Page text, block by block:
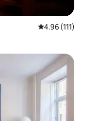
Calificación
4.96 (111)